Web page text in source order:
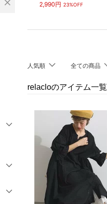
close
2,990円 23%OFF
人気順 全ての商品
relacloのアイテム一覧